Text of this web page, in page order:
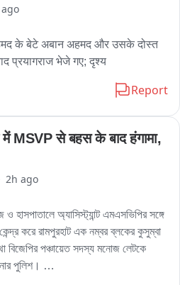
के बेटे अबान अहमद और उसके दोस्त
प्रयागराज भेजे गए; दृश्य
Report
MSVP से बहस के बाद हंगामा,
2h ago
হাসপাতালে অ্যাসিস্ট্যান্ট এমএসভিপির সঙ্গে
করে রামপুরহাট এক নম্বর ব্লকের কুসুম্বা
বিজেপির পঞ্চায়েত সদস্য মনোজ লেটকে
পুলিশ।